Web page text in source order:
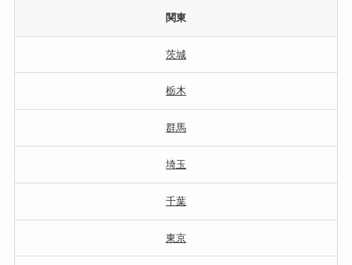
関東
茨城
栃木
群馬
埼玉
千葉
東京